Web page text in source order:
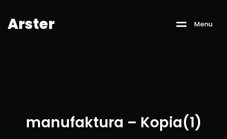
Arster Menu
manufaktura – Kopia(1)